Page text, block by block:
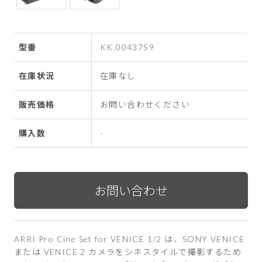
型番 KK.0043759
在庫状況 在庫なし
販売価格 お問い合わせください
購入数 -
ARRI Pro Cine Set for VENICE 1/2 は、SONY VENICE
または VENICE 2 カメラをシネスタイルで撮影するため